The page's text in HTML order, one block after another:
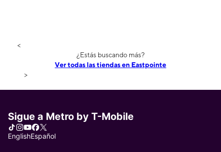
<
¿Estás buscando más?
Ver todas las tiendas en Eastpointe
>